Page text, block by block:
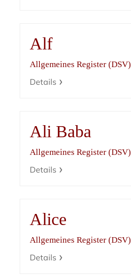
Alf
Allgemeines Register (DSV)
Details
Ali Baba
Allgemeines Register (DSV)
Details
Alice
Allgemeines Register (DSV)
Details